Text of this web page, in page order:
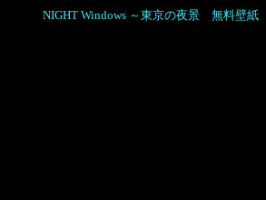
NIGHT Windows ～東京の夜景 無料壁紙